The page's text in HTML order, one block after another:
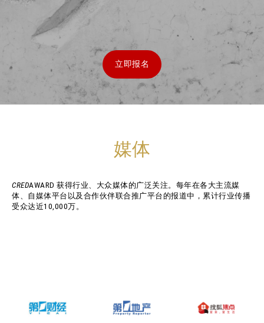
立即报名
媒体
CREDAWARD 获得行业、大众媒体的广泛关注。每年在各大主流媒
体、自媒体平台以及合作伙伴联合推广平台的报道中，累计行业传播
受众达近10,000万。